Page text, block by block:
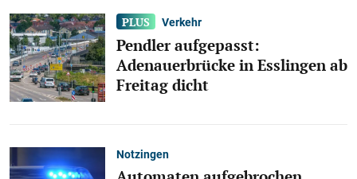
Verkehr
Pendler aufgepasst:
Adenauerbrücke in Esslingen ab
Freitag dicht
Notzingen